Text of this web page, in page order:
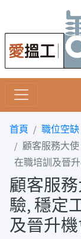
首頁
職位空缺
顧客服務大
在職培訓及晉
顧客服
驗, 穩定
及晉升